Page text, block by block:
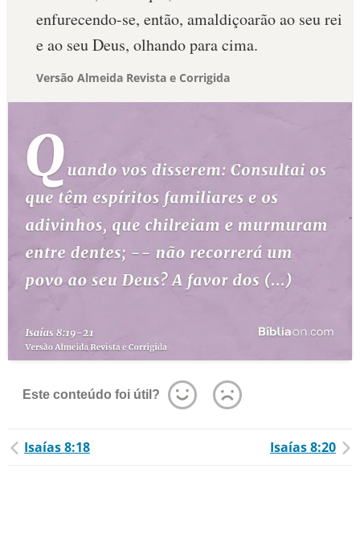
enfurecendo-se, então, amaldiçoarão ao seu rei
e ao seu Deus, olhando para cima.
Versão Almeida Revista e Corrigida
Este conteúdo foi útil?
Isaías 8:18 Isaías 8:20